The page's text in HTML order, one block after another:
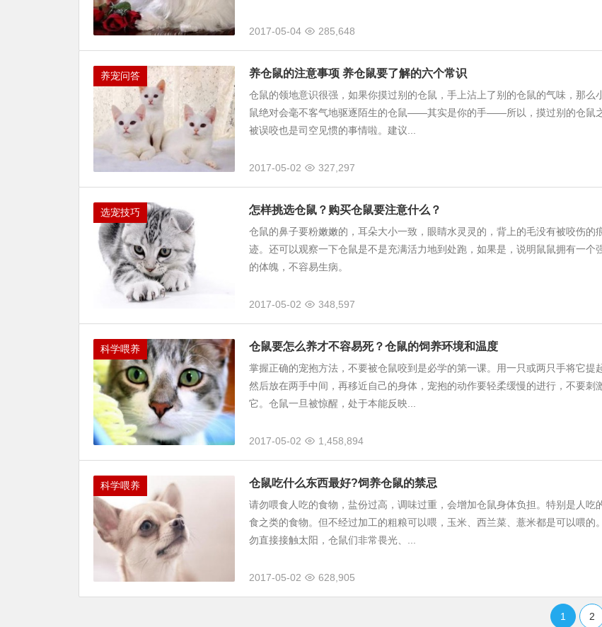
2017-05-04 285,648
养宠问答 养仓鼠的注意事项 养仓鼠要了解的六个常识
仓鼠的领地意识很强，如果你摸过别的仓鼠，手上沾上了别的仓鼠的气味，那么
鼠绝对会毫不客气地驱逐陌生的仓鼠——其实是你的手——所以，摸过别的仓鼠
被误咬也是司空见惯的事情啦。建议...
2017-05-02 327,297
选宠技巧 怎样挑选仓鼠？购买仓鼠要注意什么？
仓鼠的鼻子要粉嫩嫩的，耳朵大小一致，眼睛水灵灵的，背上的毛没有被咬伤的
迹。还可以观察一下仓鼠是不是充满活力地到处跑，如果是，说明鼠鼠拥有一个
的体魄，不容易生病。
2017-05-02 348,597
科学喂养 仓鼠要怎么养才不容易死？仓鼠的饲养环境和温度
掌握正确的宠抱方法，不要被仓鼠咬到是必学的第一课。用一只或两只手将它提
然后放在两手中间，再移近自己的身体，宠抱的动作要轻柔缓慢的进行，不要刺
它。仓鼠一旦被惊醒，处于本能反映...
2017-05-02 1,458,894
科学喂养 仓鼠吃什么东西最好?饲养仓鼠的禁忌
请勿喂食人吃的食物，盐份过高，调味过重，会增加仓鼠身体负担。特别是人吃
食之类的食物。但不经过加工的粗粮可以喂，玉米、西兰菜、薏米都是可以喂的
勿直接接触太阳，仓鼠们非常畏光、...
2017-05-02 628,905
1 2